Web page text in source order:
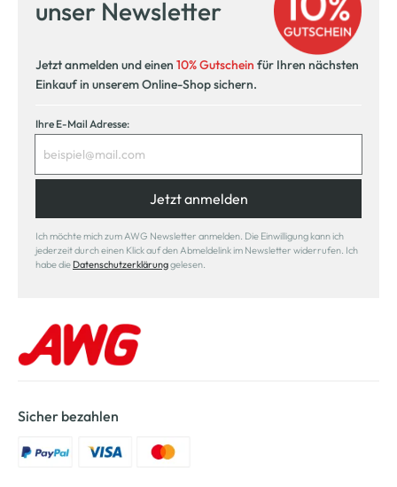
unser Newsletter
Jetzt anmelden und einen 10% Gutschein für Ihren nächsten
Einkauf in unserem Online-Shop sichern.
Ihre E-Mail Adresse:
Jetzt anmelden
Ich möchte mich zum AWG Newsletter anmelden. Die Einwilligung kann ich
jederzeit durch einen Klick auf den Abmeldelink im Newsletter widerrufen. Ich
habe die Datenschutzerklärunggelesen.
Sicher bezahlen